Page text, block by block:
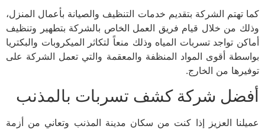
كما تهتم الشركة بتقديم خدمات التنظيف والصيانة بأعمال المنزل،
وذلك من خلال قيام فريق العمل الخاص بالشركة بتطهير وتنظيف
أماكن تواجد تسربات المياه وذلك منعاً لتكاثر الميكروبات والبكتريا
بواسطة أقوى المواد المنظفة والمعقمة والتي تعمل الشركة على
توفيرها من الخارج.
أفضل شركة كشف تسربات بالمذنب
عميلنا العزيز إذا كنت من سكان مدينة المذنب وتعاني من أزمة